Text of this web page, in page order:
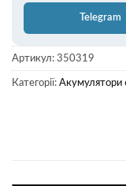
Telegram
Артикул: 350319
Категорії: Акумулятори